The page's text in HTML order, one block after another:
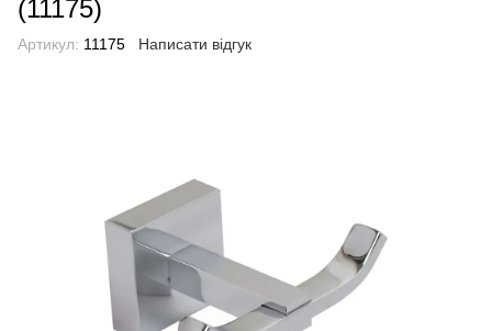
(11175)
Артикул: 11175 Написати відгук